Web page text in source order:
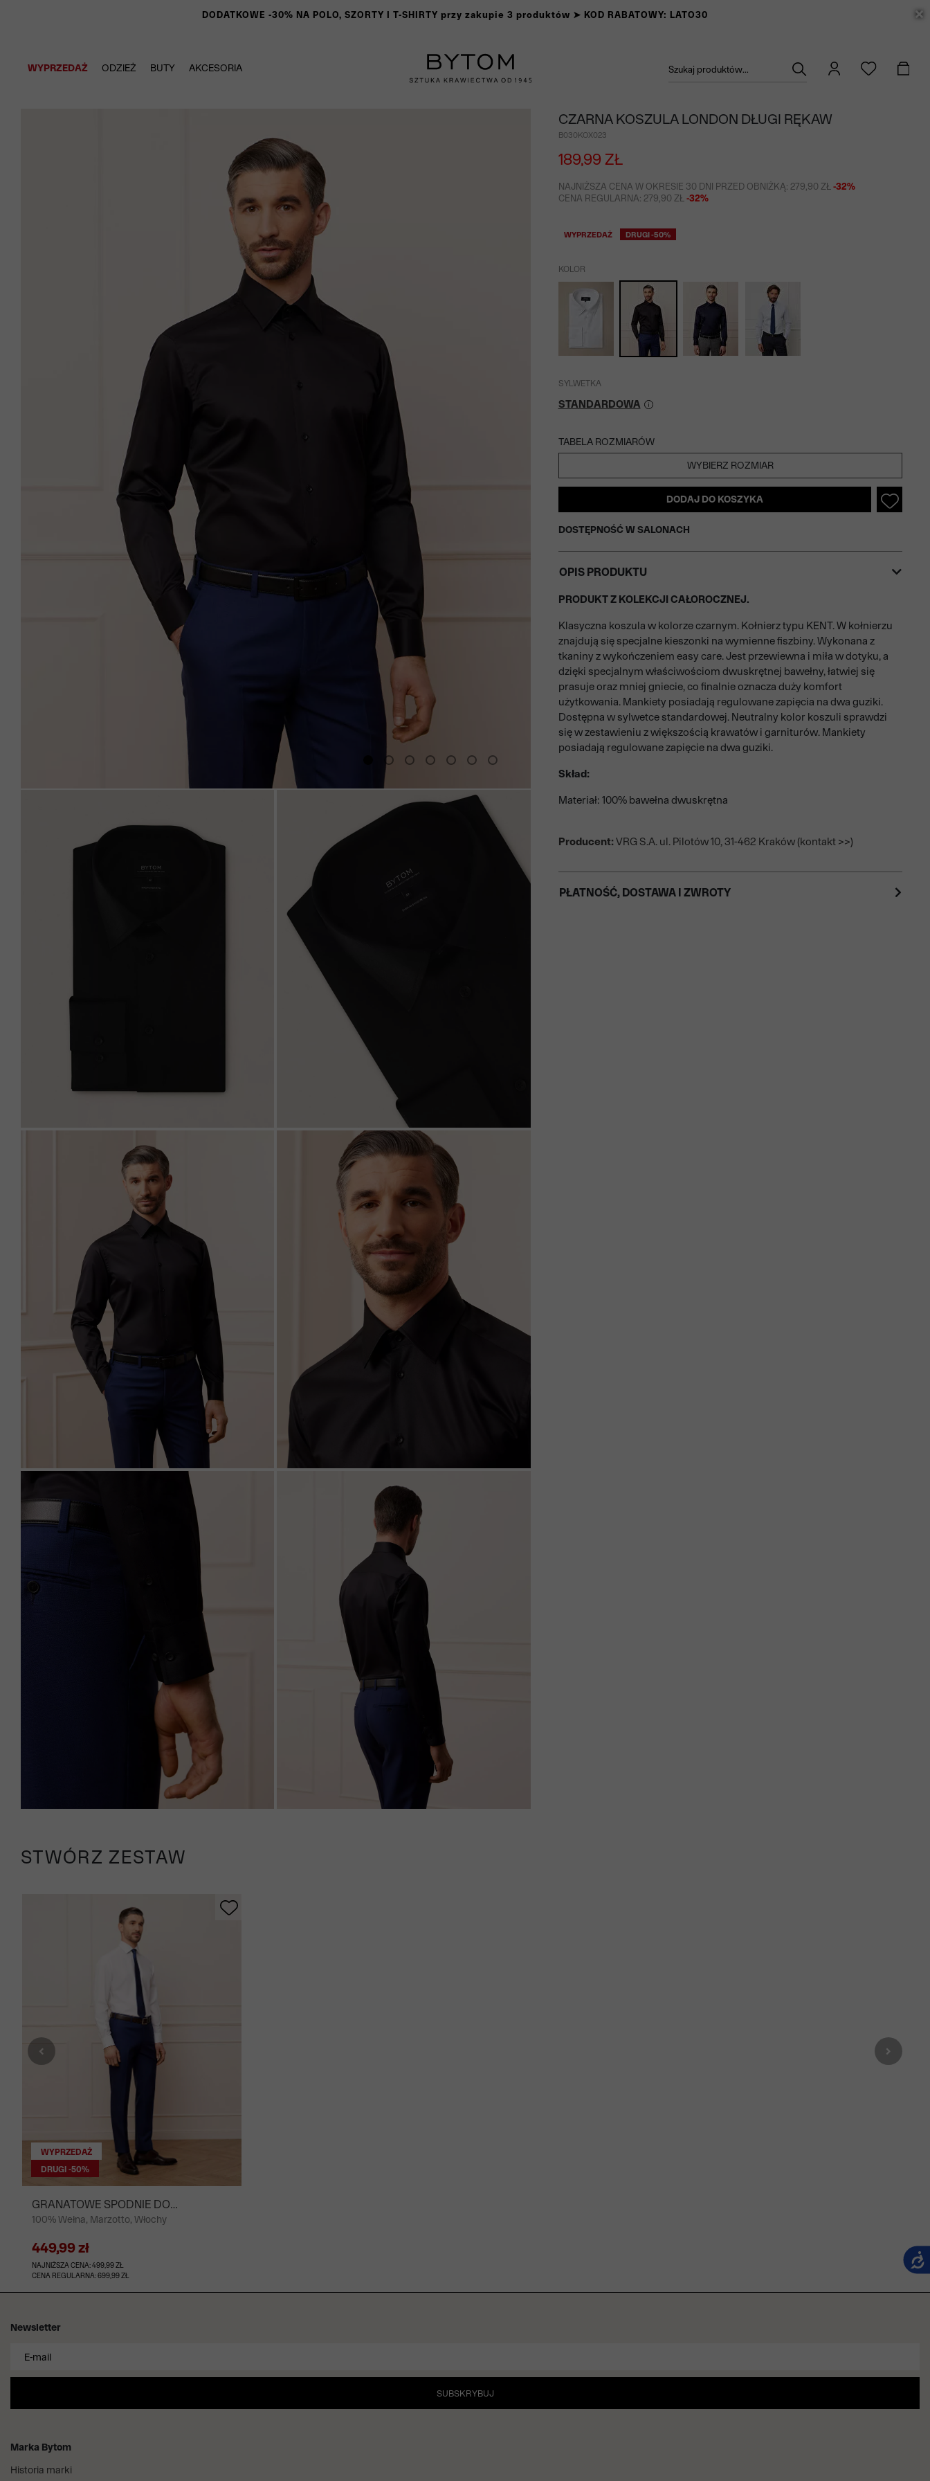
DODATKOWE -30% NA POLO, SZORTY I T-SHIRTY przy zakupie 3 produktów ➤ KOD RABATOWY: LATO30
WYPRZEDAŻ ODZIEŻ BUTY AKCESORIA Szukaj produktów...
CZARNA KOSZULA LONDON DŁUGI RĘKAW
B030KOX023
189,99 ZŁ
NAJNIŻSZA CENA W OKRESIE 30 DNI PRZED OBNIŻKĄ: 279,90 ZŁ -32%
CENA REGULARNA: 279,90 ZŁ -32%
WYPRZEDAŻ DRUGI -50%
KOLOR
SYLWETKA
STANDARDOWA
TABELA ROZMIARÓW
WYBIERZ ROZMIAR
DODAJ DO KOSZYKA
DOSTĘPNOŚĆ W SALONACH
OPIS PRODUKTU
PRODUKT Z KOLEKCJI CAŁOROCZNEJ.
Klasyczna koszula w kolorze czarnym. Kołnierz typu KENT. W kołnierzu
znajdują się specjalne kieszonki na wymienne fiszbiny. Wykonana z
tkaniny z wykończeniem easy care. Jest przewiewna i miła w dotyku, a
dzięki specjalnym właściwościom dwuskrętnej bawełny, łatwiej się
prasuje oraz mniej gniecie, co finalnie oznacza duży komfort
użytkowania. Mankiety posiadają regulowane zapięcia na dwa guziki.
Dostępna w sylwetce standardowej. Neutralny kolor koszuli sprawdzi
się w zestawieniu z większością krawatów i garniturów. Mankiety
posiadają regulowane zapięcie na dwa guziki.
Skład:
Materiał: 100% bawełna dwuskrętna
Producent: VRG S.A. ul. Pilotów 10, 31-462 Kraków (kontakt >>)
PŁATNOŚĆ, DOSTAWA I ZWROTY
STWÓRZ ZESTAW
WYPRZEDAŻ
DRUGI -50%
GRANATOWE SPODNIE DO
GARNITURU - MIKSUJ I ŁĄCZ
100% Wełna, Marzotto, Włochy
449,99 zł
NAJNIŻSZA CENA: 499,99 ZŁ
CENA REGULARNA: 699,99 ZŁ
Marka Bytom
Historia marki
Newsletter